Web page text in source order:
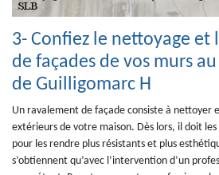
3- Confiez le nettoyage et
de façades de vos murs
de Guilligomarc H
Un ravalement de façade consiste à nettoyer
extérieurs de votre maison. Dès lors, il doit
pour les rendre plus résistants et plus
s’obtiennent qu’avec l’intervention d’un